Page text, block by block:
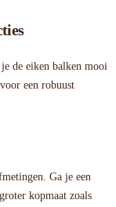
de eiken balken mooi
voor een robuust
Ga je een
kopmaat zoals